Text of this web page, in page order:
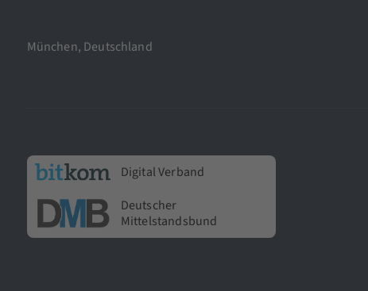
München, Deutschland
Digital Verband
Deutscher
Mittelstandsbund